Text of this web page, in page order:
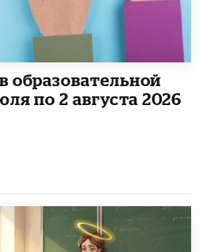
образовательной
по 2 августа 2026